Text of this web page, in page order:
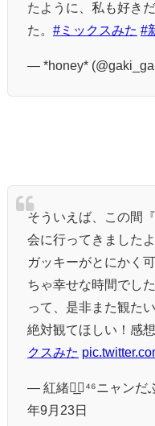
たように、私も好き
た。 #ミックスみた #
— *honey*
そういえば、この間
会に行ってきました
ガッキーがとにかく
ちゃ幸せな時間でし
って、是非また観た
絶対観てほしい！感
クスみた
— 紅緒◢͟￨⁴⁶ニャンだ
年9月23日